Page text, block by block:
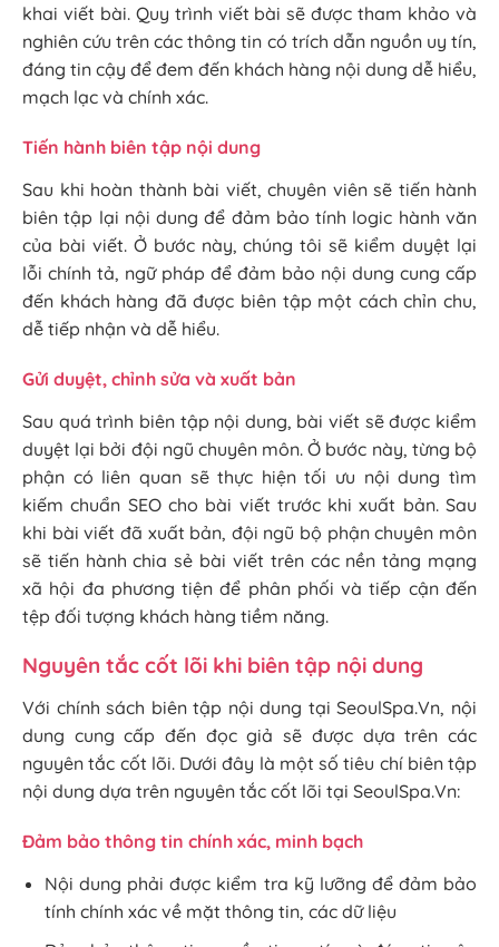
khai viết bài. Quy trình viết bài sẽ được tham khảo và
nghiên cứu trên các thông tin có trích dẫn nguồn uy tín,
đáng tin cậy để đem đến khách hàng nội dung dễ hiểu,
mạch lạc và chính xác.
Tiến hành biên tập nội dung
Sau khi hoàn thành bài viết, chuyên viên sẽ tiến hành
biên tập lại nội dung để đảm bảo tính logic hành văn
của bài viết. Ở bước này, chúng tôi sẽ kiểm duyệt lại
lỗi chính tả, ngữ pháp để đảm bảo nội dung cung cấp
đến khách hàng đã được biên tập một cách chỉn chu,
dễ tiếp nhận và dễ hiểu.
Gửi duyệt, chỉnh sửa và xuất bản
Sau quá trình biên tập nội dung, bài viết sẽ được kiểm
duyệt lại bởi đội ngũ chuyên môn. Ở bước này, từng bộ
phận có liên quan sẽ thực hiện tối ưu nội dung tìm
kiếm chuẩn SEO cho bài viết trước khi xuất bản. Sau
khi bài viết đã xuất bản, đội ngũ bộ phận chuyên môn
sẽ tiến hành chia sẻ bài viết trên các nền tảng mạng
xã hội đa phương tiện để phân phối và tiếp cận đến
tệp đối tượng khách hàng tiềm năng.
Nguyên tắc cốt lõi khi biên tập nội dung
Với chính sách biên tập nội dung tại SeoulSpa.Vn, nội
dung cung cấp đến đọc giả sẽ được dựa trên các
nguyên tắc cốt lõi. Dưới đây là một số tiêu chí biên tập
nội dung dựa trên nguyên tắc cốt lõi tại SeoulSpa.Vn:
Đảm bảo thông tin chính xác, minh bạch
Nội dung phải được kiểm tra kỹ lưỡng để đảm bảo
tính chính xác về mặt thông tin, các dữ liệu